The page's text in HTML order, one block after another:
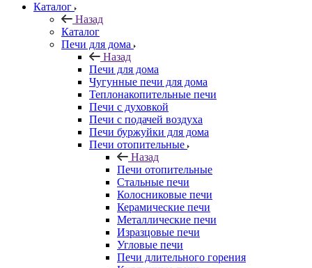
Каталог
Назад
Каталог
Печи для дома
Назад
Печи для дома
Чугунные печи для дома
Теплонакопительные печи
Печи с духовкой
Печи с подачей воздуха
Печи буржуйки для дома
Печи отопительные
Назад
Печи отопительные
Стальные печи
Колосниковые печи
Керамические печи
Металлические печи
Изразцовые печи
Угловые печи
Печи длительного горения